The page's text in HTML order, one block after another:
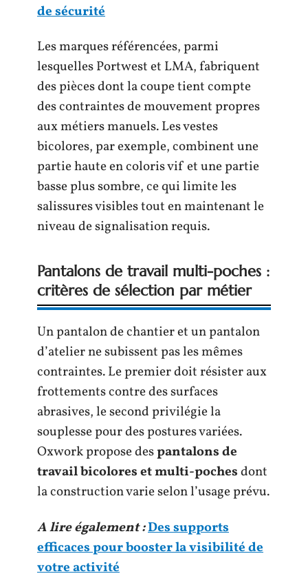
de sécurité
Les marques référencées, parmi
lesquelles Portwest et LMA, fabriquent
des pièces dont la coupe tient compte
des contraintes de mouvement propres
aux métiers manuels. Les vestes
bicolores, par exemple, combinent une
partie haute en coloris vif et une partie
basse plus sombre, ce qui limite les
salissures visibles tout en maintenant le
niveau de signalisation requis.
Pantalons de travail multi-poches :
critères de sélection par métier
Un pantalon de chantier et un pantalon
d’atelier ne subissent pas les mêmes
contraintes. Le premier doit résister aux
frottements contre des surfaces
abrasives, le second privilégie la
souplesse pour des postures variées.
Oxwork propose despantalons de
travail bicolores et multi-pochesdont
la construction varie selon l’usage prévu.
A lire également :Des supports
efficaces pour booster la visibilité de
votre activité